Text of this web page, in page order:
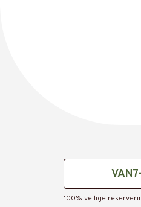
VAN
100% veilige